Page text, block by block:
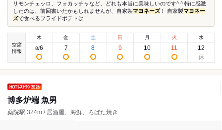
リモンチェッロ、フォカッチャなど、どれも本当に美味しいのです^ ^ 特に感激
したのは、前回書いたかもしれませんが、自家製マヨネーズ！ 自家製マヨネー
ズで食べるフライドポテトは...
空席
情報
木
8/6
金
7
土
8
日
9
月
10
火
11
水
12
博多炉端 魚男
薬院駅 324m / 居酒屋、海鮮、ろばた焼き